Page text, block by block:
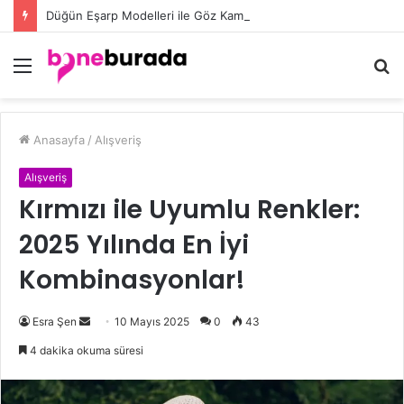
Düğün Eşarp Modelleri ile Göz Kamaştıran Şıklığın Sırları
Menü
Anasayfa / Alışveriş
Alışveriş
Kırmızı ile Uyumlu Renkler:
2025 Yılında En İyi
Kombinasyonlar!
Esra Şen 10 Mayıs 2025 0 43
4 dakika okuma süresi